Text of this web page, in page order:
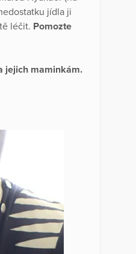
jídla ji
léčit. Pomozte
jejich maminkám.